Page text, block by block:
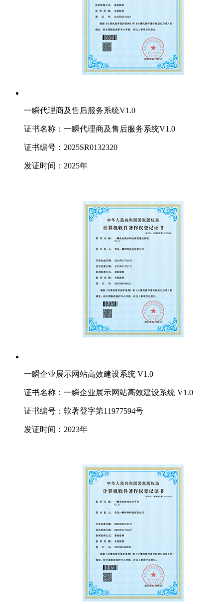
一瞬代理商及售后服务系统V1.0
证书名称：一瞬代理商及售后服务系统V1.0
证书编号：2025SR0132320
发证时间：2025年
一瞬企业展示网站高效建设系统 V1.0
证书名称：一瞬企业展示网站高效建设系统 V1.0
证书编号：软著登字第11977594号
发证时间：2023年